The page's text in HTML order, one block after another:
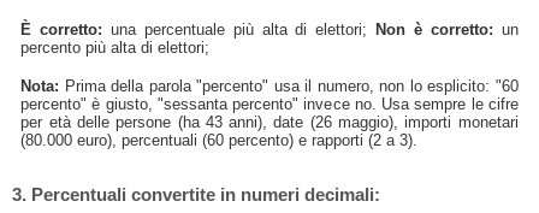
È corretto: una percentuale più alta di elettori;Non è corretto: un
percento più alta di elettori;
Nota: Prima della parola "percento" usa il numero, non lo esplicito: "60
percento" è giusto, "sessanta percento" invece no. Usa sempre le cifre
per età delle persone (ha 43 anni), date (26 maggio), importi monetari
(80.000 euro), percentuali (60 percento) e rapporti (2 a 3).
3. Percentuali convertite in numeri decimali: